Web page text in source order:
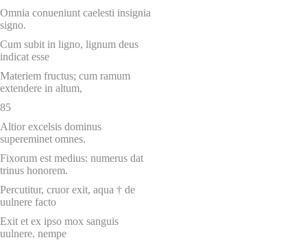
Omnia conueniunt caelesti insignia
signo.
Cum subit in ligno, lignum deus
indicat esse
Materiem fructus; cum ramum
extendere in altum,
85
Altior excelsis dominus
supereminet omnes.
Fixorum est medius: numerus dat
trinus honorem.
Percutitur, cruor exit, aqua † de
uulnere facto
Exit et ex ipso mox sanguis
uulnere. nempe